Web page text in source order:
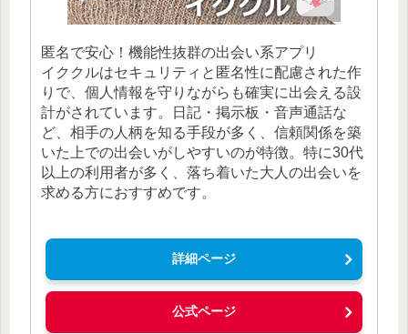
匿名で安心！機能性抜群の出会い系アプリ
イククルはセキュリティと匿名性に配慮された作
りで、個人情報を守りながらも確実に出会える設
計がされています。日記・掲示板・音声通話な
ど、相手の人柄を知る手段が多く、信頼関係を築
いた上での出会いがしやすいのが特徴。特に30代
以上の利用者が多く、落ち着いた大人の出会いを
求める方におすすめです。
詳細ページ
公式ページ